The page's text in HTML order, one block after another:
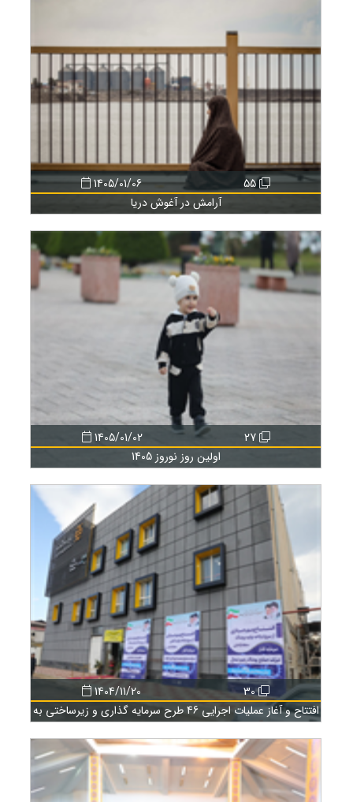
55
1405/01/06
آرامش در آغوش دریا
27
1405/01/02
اولین روز نوروز 1405
30
1404/11/20
افتتاح و آغاز عملیات اجرایی 46 طرح سرمایه گذاری و زیرساختی به
مناسبت دهه فجر